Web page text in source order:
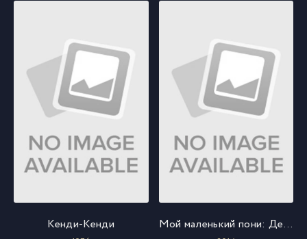
Кенди-Кенди Мой маленький пони: Девочки из Эквестрии – Радужный рок